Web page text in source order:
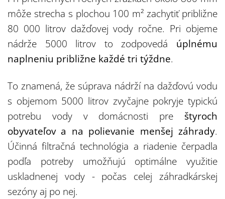
môže strecha s plochou 100 m² zachytiť približne
80 000 litrov dažďovej vody ročne. Pri objeme
nádrže 5000 litrov to zodpovedá úplnému
naplneniu približne každé tri týždne.
To znamená, že súprava nádrží na dažďovú vodu
s objemom 5000 litrov zvyčajne pokryje typickú
potrebu vody v domácnosti pre štyroch
obyvateľov a na polievanie menšej záhrady.
Účinná filtračná technológia a riadenie čerpadla
podľa potreby umožňujú optimálne využitie
uskladnenej vody - počas celej záhradkárskej
sezóny aj po nej.